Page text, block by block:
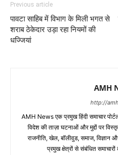
Previous article
पावटा साहिब में विभाग के मिली भगत से
शराब ठेकेदार उड़ा रहा नियमों की
धज्जियां
AMH
http://
AMH News एक प्रमुख हिंदी समाचार
विदेश की ताज़ा घटनाओं और मुद्दों पर
राजनीति, खेल, बॉलीवुड, समाज, विज्ञान
प्रमुख क्षेत्रों से संबंधित